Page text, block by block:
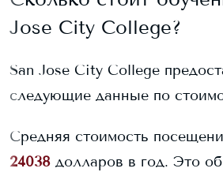
Jose City College?
San Jose City College
следующие данные по
Средняя стоимость
24038 долларов в год. Это